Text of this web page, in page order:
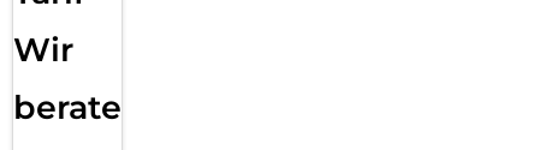
Wir
beraten